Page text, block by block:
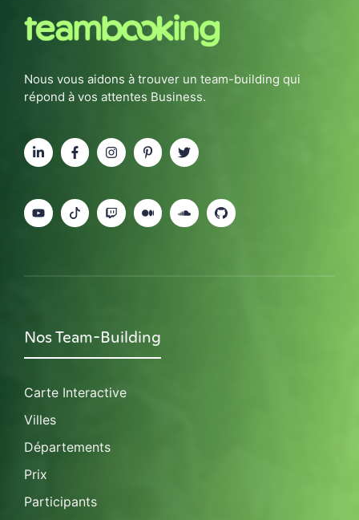
Nous vous aidons à trouver un team-building qui
répond à vos attentes Business.
Nos Team-Building
Carte Interactive
Villes
Départements
Prix
Participants